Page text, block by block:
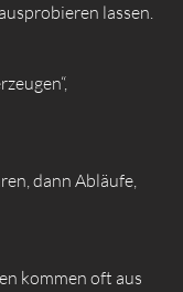
lassen.
dann Abläufe,
kommen oft aus